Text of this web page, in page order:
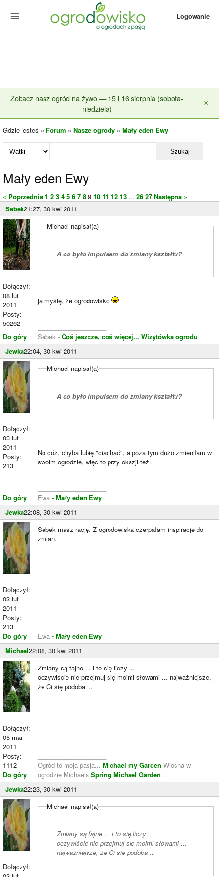
Logowanie
Zobacz nasz ogród na żywo — 15 i 16 sierpnia (sobota-
niedziela)
×
Gdzie jesteś » Forum » Nasze ogrody » Mały eden Ewy
Szukaj
Mały eden Ewy
« Poprzednia 1 2 3 4 5 6 7 8 9 10 11 12 13 ... 26 27 Następna »
Sebek21:27, 30 kwi 2011
Dołączył:
08 lut
2011
Posty:
50262
Do góry
Michael napisał(a)
A co było impulsem do zmiany kształtu?
ja myślę, że ogrodowisko
Sebek - Coś jeszcze, coś więcej... Wizytówka ogrodu
Jewka22:04, 30 kwi 2011
Dołączył:
03 lut
2011
Posty:
213
Do góry
Michael napisał(a)
A co było impulsem do zmiany kształtu?
No cóż, chyba lubię "ciachać", a poza tym dużo zmieniłam w
swoim ogrodzie, więc to przy okazji też.
Ewa - Mały eden Ewy
Jewka22:08, 30 kwi 2011
Dołączył:
03 lut
2011
Posty:
213
Do góry
Sebek masz rację. Z ogrodowiska czerpałam inspiracje do
zmian.
Ewa - Mały eden Ewy
Michael22:08, 30 kwi 2011
Dołączył:
05 mar
2011
Posty:
1112
Do góry
Zmiany są fajne ... i to się liczy ...
oczywiście nie przejmuj się moimi słowami ... najważniejsze,
że Ci się podoba ...
Ogród to moja pasja... Michael my Garden Wiosna w
ogrodzie Michaela Spring Michael Garden
Jewka22:23, 30 kwi 2011
Dołączył:
Michael napisał(a)
Zmiany są fajne ... i to się liczy ...
oczywiście nie przejmuj się moimi słowami ...
najważniejsze, że Ci się podoba ...